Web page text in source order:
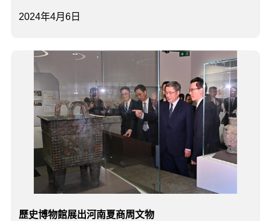
2024年4月6日
歷史博物館展出河南夏商周文物